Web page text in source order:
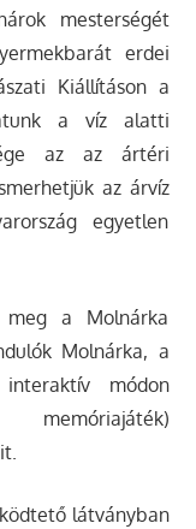
mesterségét
erdei
Kiállításon a
a víz alatti
az az ártéri
az árvíz
egyetlen
a Molnárka
Molnárka, a
módon
memóriajáték)
látványban